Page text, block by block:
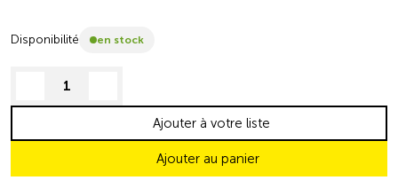
Disponibilité en stock
decrease quantity
Ajouter au panier
Ajouter à votre liste